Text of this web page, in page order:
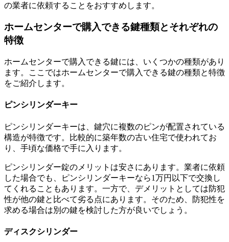
の業者に依頼することをおすすめします。
ホームセンターで購入できる鍵種類とそれぞれの
特徴
ホームセンターで購入できる鍵には、いくつかの種類があり
ます。ここではホームセンターで購入できる鍵の種類と特徴
をご紹介します。
ピンシリンダーキー
ピンシリンダーキーは、鍵穴に複数のピンが配置されている
構造が特徴です。比較的に築年数の古い住宅で使われてお
り、手頃な価格で手に入ります。
ピンシリンダー錠のメリットは安さにあります。業者に依頼
した場合でも、ピンシリンダーキーなら1万円以下で交換し
てくれることもあります。一方で、デメリットとしては防犯
性が他の鍵と比べて劣る点にあります。そのため、防犯性を
求める場合は別の鍵を検討した方が良いでしょう。
ディスクシリンダー